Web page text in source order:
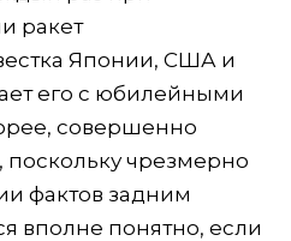
ракет
Японии, США и
его с юбилейными
совершенно
поскольку чрезмерно
фактов задним
вполне понятно, если